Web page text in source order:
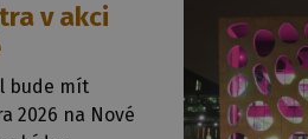
v akci
bude mít
2026 na Nové